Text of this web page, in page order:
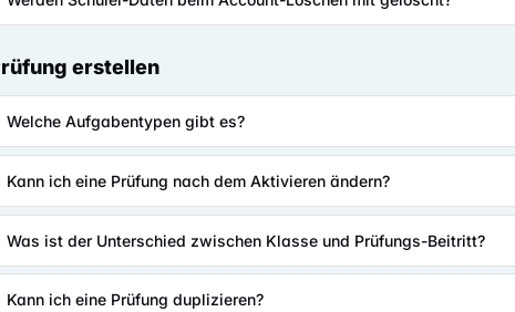
erstellen
Welche Aufgabentypen gibt es?
Kann ich eine Prüfung nach dem Aktivieren ändern?
Was ist der Unterschied zwischen Klasse und Prüfungs-Beitritt?
Kann ich eine Prüfung duplizieren?